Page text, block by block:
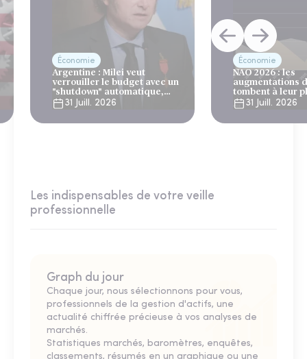
Économie
Argentine : Milei veut
verrouiller le budget avec un
"shutdown" automatique,
sous le regard bienveillant
du FMI
31 Juill. 2026
Économie
NAO 2026 : les
augmentations
tombent à leur
niveau depuis 4
31 Juill. 2026
Les indispensables de votre veille
professionnelle
Graph du jour
Chaque jour, nous sélectionnons pour vous,
professionnels de la gestion d'actifs, une
actualité chiffrée précieuse à vos analyses de
marchés.
Statistiques marchés, baromètres, enquêtes,
classements, résumés en un graphique ou une